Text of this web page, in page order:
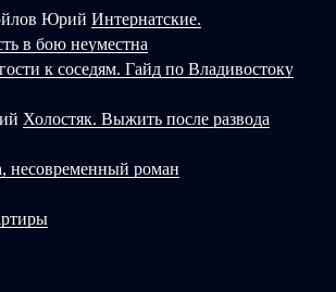
Юрий Интернатские.
в бою неуместна
к соседям. Гайд по Владивостоку
Холостяк. Выжить после развода
несовременный роман